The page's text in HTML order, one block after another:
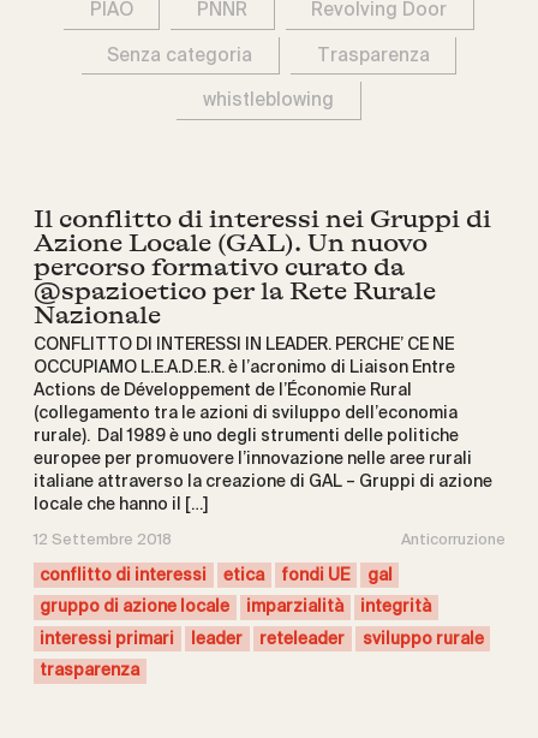
PIAO PNNR Revolving Door
Senza categoria Trasparenza
whistleblowing
Il conflitto di interessi nei Gruppi di
Azione Locale (GAL). Un nuovo
percorso formativo curato da
@spazioetico per la Rete Rurale
Nazionale
CONFLITTO DI INTERESSI IN LEADER. PERCHE’ CE NE
OCCUPIAMO L.E.A.D.E.R. è l’acronimo di Liaison Entre
Actions de Développement de l’Économie Rural
(collegamento tra le azioni di sviluppo dell’economia
rurale). Dal 1989 è uno degli strumenti delle politiche
europee per promuovere l’innovazione nelle aree rurali
italiane attraverso la creazione di GAL – Gruppi di azione
locale che hanno il […]
12 Settembre 2018 Anticorruzione
conflitto di interessi etica fondi UE
gal
gruppo di azione locale
imparzialità
integrità
interessi primari
leader reteleader
sviluppo rurale
trasparenza